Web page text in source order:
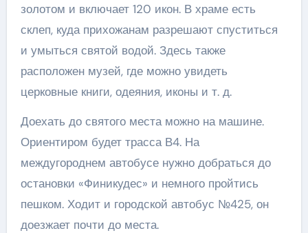
золотом и включает 120 икон. В храме есть
склеп, куда прихожанам разрешают спуститься
и умыться святой водой. Здесь также
расположен музей, где можно увидеть
церковные книги, одеяния, иконы и т. д.
Доехать до святого места можно на машине.
Ориентиром будет трасса В4. На
междугороднем автобусе нужно добраться до
остановки «Финикудес» и немного пройтись
пешком. Ходит и городской автобус №425, он
доезжает почти до места.